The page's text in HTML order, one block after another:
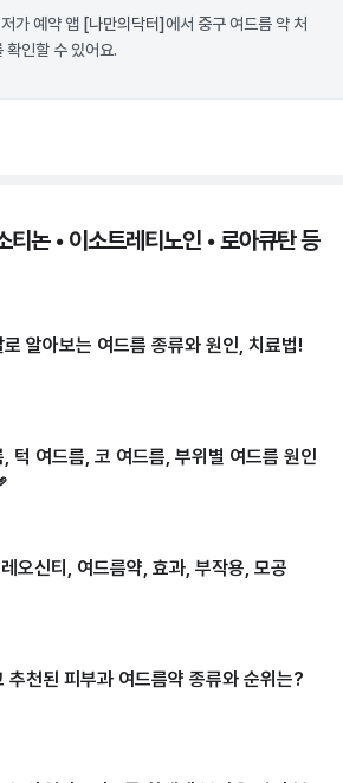
가 예약 앱 [나만의닥터] 에서 중구 여드름 약 처
확인할 수 있어요.
티논 • 이소트레티노인 • 로아큐탄 등
알아보는 여드름 종류와 원인, 치료법!
, 턱 여드름, 코 여드름, 부위별 여드름 원인
오신티, 여드름약, 효과, 부작용, 모공
추천된 피부과 여드름약 종류와 순위는?